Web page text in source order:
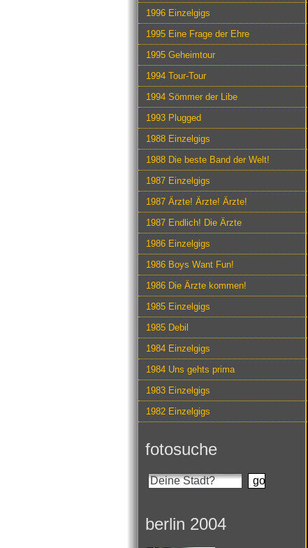
1996 Einzelgigs
1995 Eine Frage der Ehre
1995 Geheimtour
1994 Tour-Tour
1994 Sömmer der Libe
1993 Plugged
1988 Einzelgigs
1988 Die beste Band der Welt!
1987 Einzelgigs
1987 Ärzte! Ärzte! Ärzte!
1987 Endlich! Die Ärzte
1986 Einzelgigs
1986 Boys Want Fun!
1986 Die Ärzte kommen!
1985 Einzelgigs
1985 Debil
1984 Einzelgigs
1984 Uns gehts prima
1983 Einzelgigs
1982 Einzelgigs
fotosuche
berlin 2004